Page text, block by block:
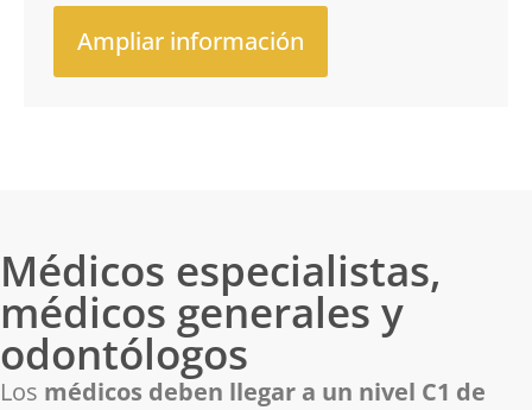
Ampliar información
Médicos especialistas,
médicos generales y
odontólogos
Los médicos deben llegar a un nivel C1 de